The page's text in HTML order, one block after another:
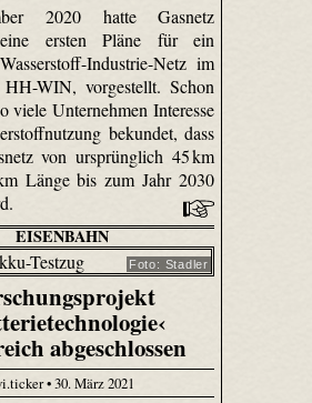
2020 hatte Gasnetz
ersten Pläne für ein
Industrie-Netz im
WIN, vorgestellt. Schon
viele Unternehmen Interesse
bekundet, dass
von ursprünglich 45 km
Länge bis zum Jahr 2030
EISENBAHN
Foto: Stadler
abgeschlossen
• 30. März 2021